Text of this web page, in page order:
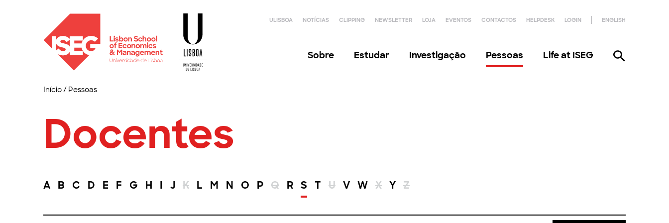
ULISBOA NOTÍCIAS CLIPPING NEWSLETTER LOJA EVENTOS CONTACTOS HELPDESK LOGIN ENGLISH
Sobre Estudar Investigação Pessoas Life at ISEG
Início/ Pessoas
Docentes
A B C D E F G H I J K L M N O P Q R S T U V W X Y Z